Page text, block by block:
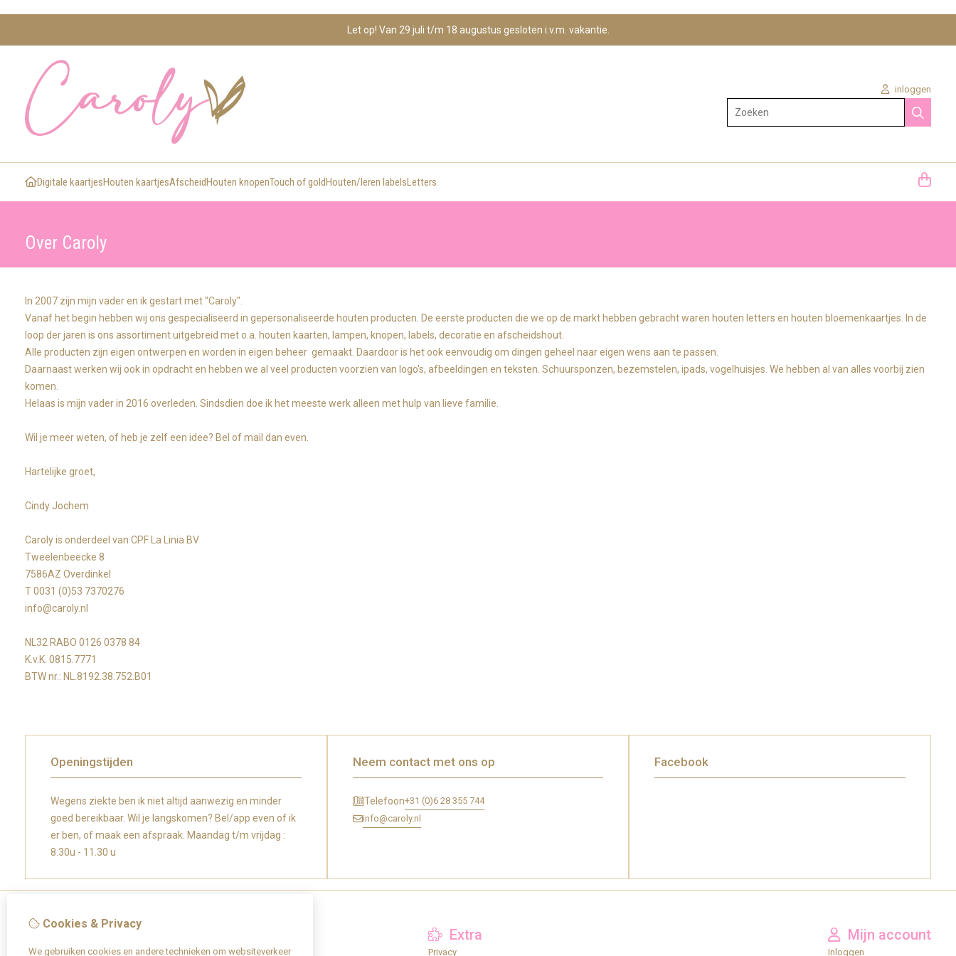
Let op! Van 29 juli t/m 18 augustus gesloten i.v.m. vakantie.
inloggen
Zoeken
Digitale kaartjesHouten kaartjesAfscheidHouten knopenTouch of goldHouten/leren labelsLetters
Over Caroly
In 2007 zijn mijn vader en ik gestart met "Caroly".
Vanaf het begin hebben wij ons gespecialiseerd in gepersonaliseerde houten producten. De eerste producten die we op de markt hebben gebracht waren houten letters en houten bloemenkaartjes. In de
loop der jaren is ons assortiment uitgebreid met o.a. houten kaarten, lampen, knopen, labels, decoratie en afscheidshout.
Alle producten zijn eigen ontwerpen en worden in eigen beheer gemaakt. Daardoor is het ook eenvoudig om dingen geheel naar eigen wens aan te passen.
Daarnaast werken wij ook in opdracht en hebben we al veel producten voorzien van logo's, afbeeldingen en teksten. Schuursponzen, bezemstelen, ipads, vogelhuisjes. We hebben al van alles voorbij zien
komen.
Helaas is mijn vader in 2016 overleden. Sindsdien doe ik het meeste werk alleen met hulp van lieve familie.
Wil je meer weten, of heb je zelf een idee? Bel of mail dan even.
Hartelijke groet,
Cindy Jochem
Caroly is onderdeel van CPF La Linia BV
Tweelenbeecke 8
7586AZ Overdinkel
T 0031 (0)53 7370276
info@caroly.nl
NL32 RABO 0126 0378 84
K.v.K. 0815.7771
BTW nr.: NL.8192.38.752.B01
Openingstijden
Wegens ziekte ben ik niet altijd aanwezig en minder
goed bereikbaar. Wil je langskomen? Bel/app even of ik
er ben, of maak een afspraak. Maandag t/m vrijdag :
8.30u - 11.30 u
Neem contact met ons op
Telefoon+31 (0)6 28 355 744
info@caroly.nl
Facebook
Over Caroly
Extra
Privacy
Mijn account
Inloggen
Cookies & Privacy
We gebruiken cookies en andere technieken om websiteverkeer